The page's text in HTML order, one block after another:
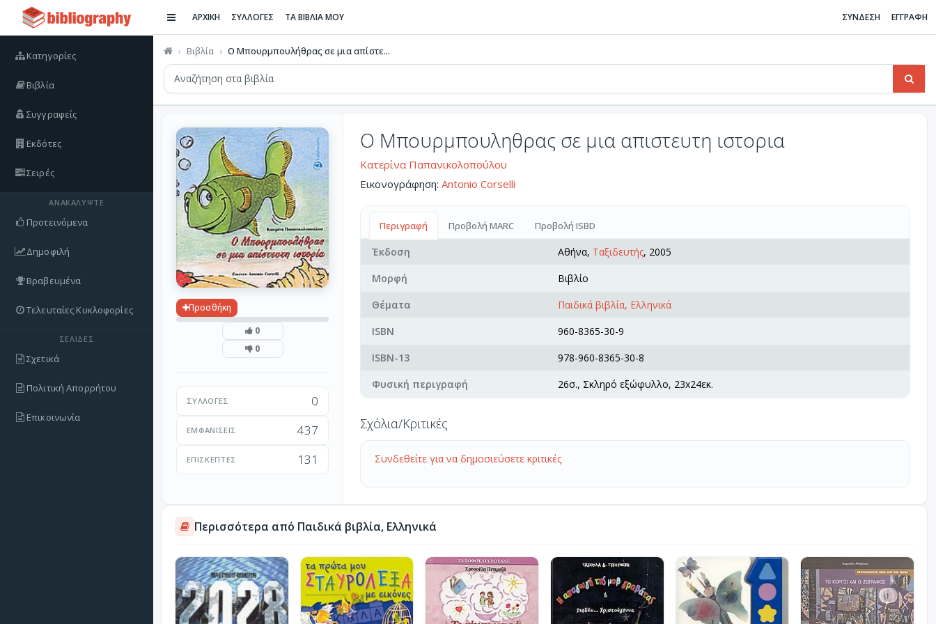
Κατηγορίες
Βιβλία
Συγγραφείς
Εκδότες
Σειρές
ΑΝΑΚΑΛΎΨΤΕ
Προτεινόμενα
Δημοφιλή
Βραβευμένα
Τελευταίες Κυκλοφορίες
ΣΕΛΊΔΕΣ
Σχετικά
Πολιτική Απορρήτου
Επικοινωνία
ΑΡΧΙΚΗ ΣΥΛΛΟΓΕΣ ΤΑ ΒΙΒΛΙΑ ΜΟΥ ΣΥΝΔΕΣΗ ΕΓΓΡΑΦΗ
Βιβλία Ο Μπουρμπουλήθρας σε μια απίστε...
Προσθήκη
0
0
ΣΥΛΛΟΓΈΣ 0
ΕΜΦΑΝΊΣΕΙΣ 437
ΕΠΙΣΚΈΠΤΕΣ 131
Ο Μπουρμπουληθρας σε μια απιστευτη ιστορια
Κατερίνα Παπανικολοπούλου
Εικονογράφηση: Antonio Corselli
Περιγραφή Προβολή MARC Προβολή ISBD
Έκδοση Αθήνα, Ταξιδευτής, 2005
Μορφή
Βιβλίο
Θέματα
Παιδικά βιβλία, Ελληνικά
ISBN
960-8365-30-9
ISBN-13
978-960-8365-30-8
Φυσική περιγραφή
26σ., Σκληρό εξώφυλλο, 23x24εκ.
Σχόλια/Κριτικές
Συνδεθείτε για να δημοσιεύσετε κριτικές
Περισσότερα από Παιδικά βιβλία, Ελληνικά